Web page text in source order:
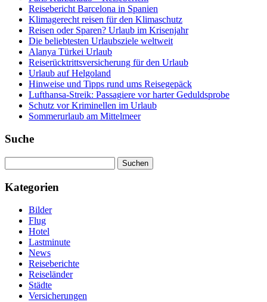
Reisebericht Barcelona in Spanien
Klimagerecht reisen für den Klimaschutz
Reisen oder Sparen? Urlaub im Krisenjahr
Die beliebtesten Urlaubsziele weltweit
Alanya Türkei Urlaub
Reiserücktrittsversicherung für den Urlaub
Urlaub auf Helgoland
Hinweise und Tipps rund ums Reisegepäck
Lufthansa-Streik: Passagiere vor harter Geduldsprobe
Schutz vor Kriminellen im Urlaub
Sommerurlaub am Mittelmeer
Suche
nach:
Kategorien
Bilder
Flug
Hotel
Lastminute
News
Reiseberichte
Reiseländer
Städte
Versicherungen